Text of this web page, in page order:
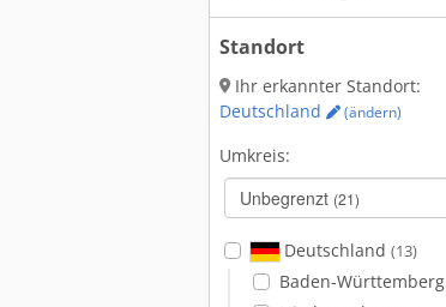
Standort
Ihr erkannter Standort:
Deutschland
(ändern)
Umkreis:
Unbegrenzt (21)
Deutschland (13)
Baden-Württemberg